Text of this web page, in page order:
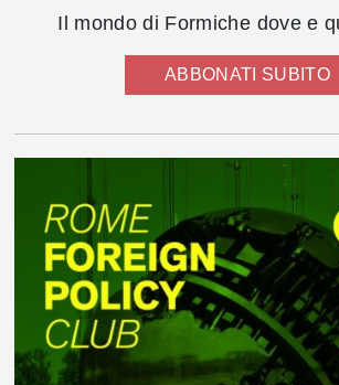
Il mondo di Formiche dove e
ABBONATI SUBITO